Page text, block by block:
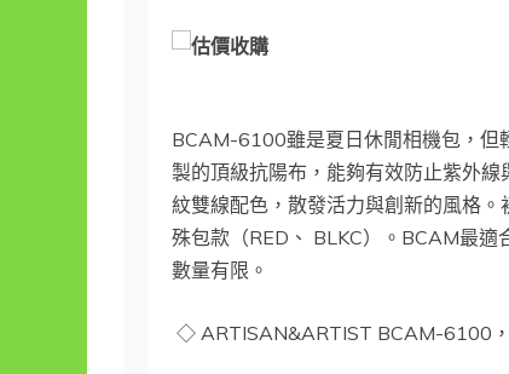
BCAM-6100雖是夏日休閒相機包，但
製的頂級抗陽布，能夠有效防止紫外
紋雙線配色，散發活力與創新的風格
殊包款（RED、 BLKC）。BCAM最適
數量有限。
◇ ARTISAN&ARTIST BCAM-6100